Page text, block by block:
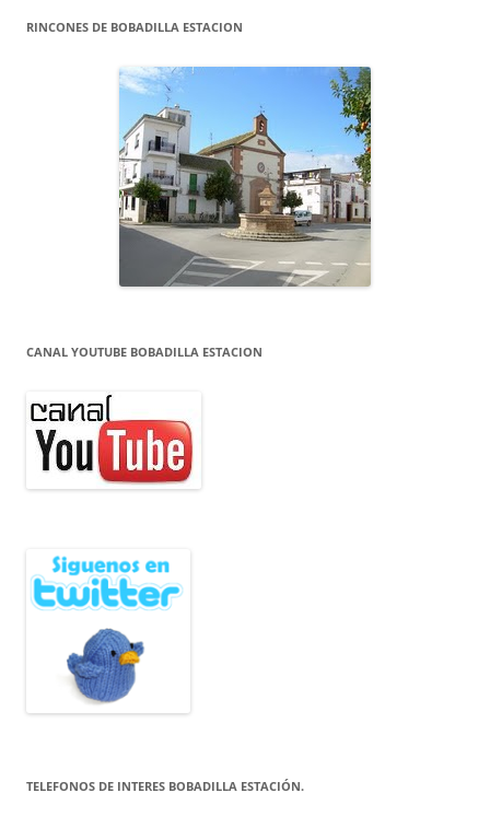
RINCONES DE BOBADILLA ESTACION
CANAL YOUTUBE BOBADILLA ESTACION
TELEFONOS DE INTERES BOBADILLA ESTACIÓN.